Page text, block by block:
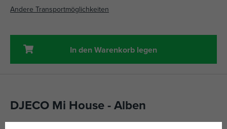
Andere Transportmöglichkeiten
In den Warenkorb legen
DJECO Mi House - Alben